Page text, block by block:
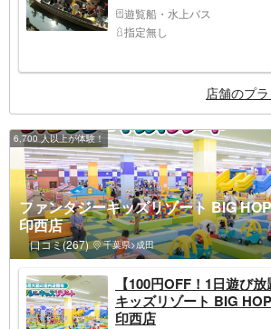
遊覧船・水上バス
指定無し
店舗のプ
6,700 人以上が体験！
ファンタジーキッズリゾート BIG
印西店
口コミ(267) 千葉県>成田
【100円OFF！1日遊び
キッズリゾート BIG
印西店